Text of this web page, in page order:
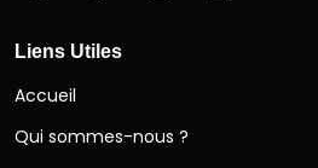
Liens Utiles
Accueil
Qui sommes-nous ?